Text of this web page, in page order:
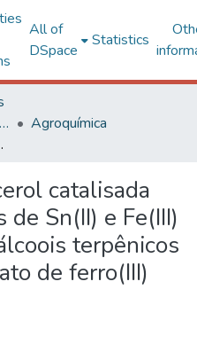
All of
DSpace
Statistics
Ciências Exatas e Tecnológicas
Agroquímica
por sulfato de ferro(III)
catalisada
Sn(II) e Fe(III)
terpênicos
de ferro(III)